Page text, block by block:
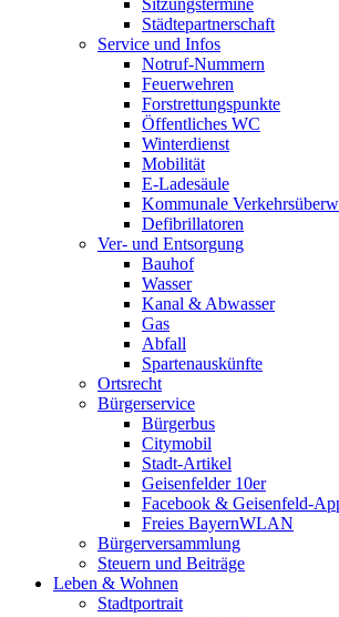
Sitzungstermine
Städtepartnerschaft
Service und Infos
Notruf-Nummern
Feuerwehren
Forstrettungspunkte
Öffentliches WC
Winterdienst
Mobilität
E-Ladesäule
Kommunale
Defibrillatoren
Ver- und Entsorgung
Bauhof
Wasser
Kanal & Abwasser
Gas
Abfall
Spartenauskünfte
Ortsrecht
Bürgerservice
Bürgerbus
Citymobil
Stadt-Artikel
Geisenfelder 10er
Facebook & Geisenfeld-
Freies BayernWLAN
Bürgerversammlung
Steuern und Beiträge
Leben & Wohnen
Stadtportrait